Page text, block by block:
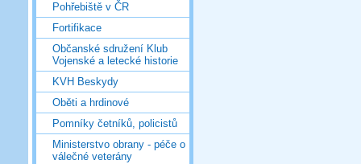
Pohřebiště v ČR
Fortifikace
Občanské sdružení Klub
Vojenské a letecké historie
KVH Beskydy
Oběti a hrdinové
Pomníky četníků, policistů
Ministerstvo obrany - péče o
válečné veterány